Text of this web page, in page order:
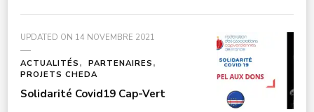
UPDATED ON 14 NOVEMBRE 2021
ACTUALITÉS
PARTENAIRES
PROJETS CHEDA
Solidarité Covid19 Cap-Vert